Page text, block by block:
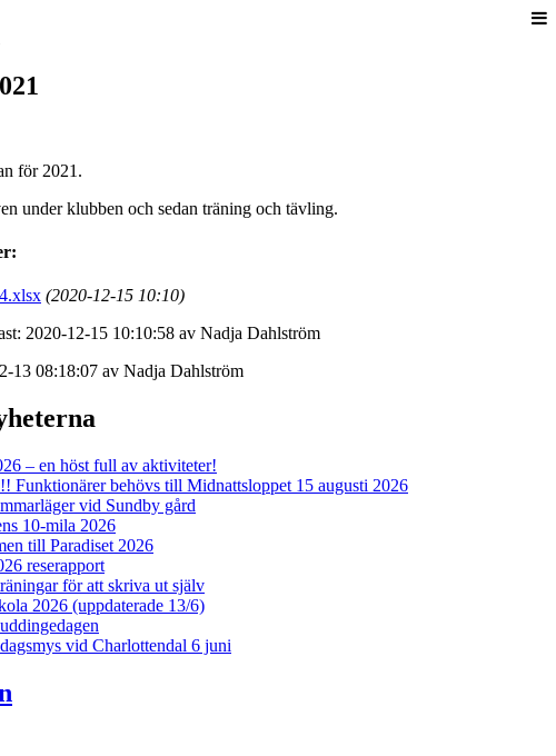
för 2021.
under klubben och sedan träning och tävling.
(2020-12-15 10:10)
2020-12-15 10:10:58 av Nadja Dahlström
13 08:18:07 av Nadja Dahlström
– en höst full av aktiviteter!
Funktionärer behövs till Midnattsloppet 15 augusti 2026
vid Sundby gård
10-mila 2026
till Paradiset 2026
reserapport
för att skriva ut själv
2026 (uppdaterade 13/6)
vid Charlottendal 6 juni